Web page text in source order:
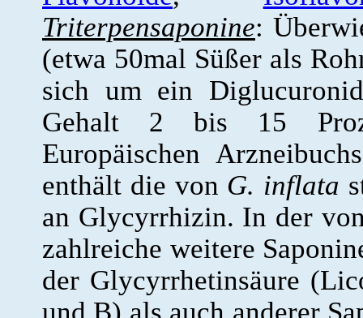
Triterpensaponine:
(etwa 50mal Süßer als
sich um ein
Gehalt 2 bis 15
Europäischen
enthält die von G. inflata
an Glycyrrhizin. In der
zahlreiche weitere
der Glycyrrhetinsäure
und B) als auch anderer